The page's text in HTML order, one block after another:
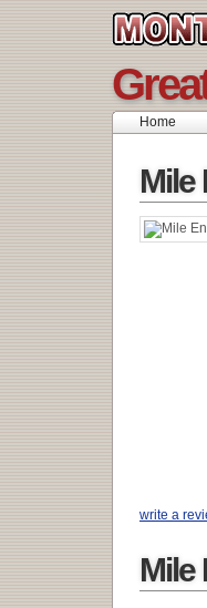
Home
Mile
write a
Mile